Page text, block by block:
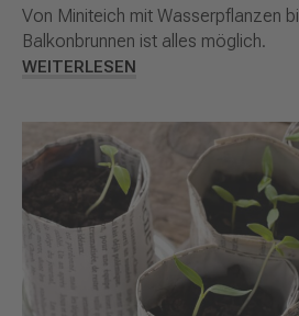
Von Miniteich mit Wasserpflanzen
Balkonbrunnen ist alles möglich.
WEITERLESEN